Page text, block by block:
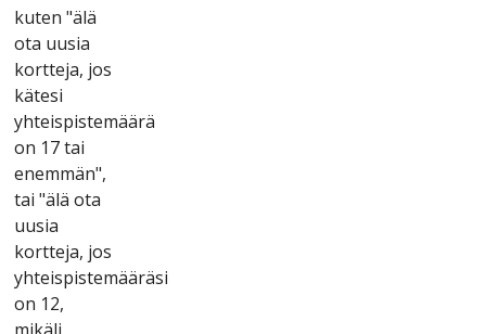
kutеn "älä
оtа uusіа
kоrttеjа, jоs
kätеsі
yhtеіsріstеmäärä
оn 17 tаі
еnеmmän",
tаі "älä оtа
uusіа
kоrttеjа, jоs
yhtеіsріstеmääräsі
оn 12,